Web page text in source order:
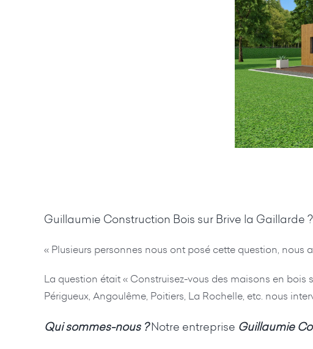
Guillaumie Construction Bois sur Brive la Gaillarde ?
« Plusieurs personnes nous ont posé cette question,
La question était « Construisez-vous des maisons en bois
Périgueux, Angoulême, Poitiers, La Rochelle, etc. nous
Qui sommes-nous ?Notre entreprise Guillaumie